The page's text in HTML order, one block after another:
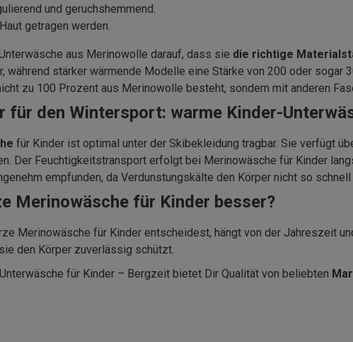
und geruchshemmend.
getragen werden.
aus Merinowolle darauf, dass sie die richtige
während stärker wärmende Modelle eine Stärke von 200 oder
zu 100 Prozent aus Merinowolle besteht, sondern mit anderen
für den Wintersport: warme Kinder-
für Kinder ist optimal unter der Skibekleidung tragbar. Sie verfügt
Der Feuchtigkeitstransport erfolgt bei Merinowäsche für Kinder
empfunden, da Verdunstungskälte den Körper nicht so schnell
Merinowäsche für Kinder besser?
Merinowäsche für Kinder entscheidest, hängt von der Jahreszeit
den Körper zuverlässig schützt.
für Kinder – Bergzeit bietet Dir Qualität von beliebten